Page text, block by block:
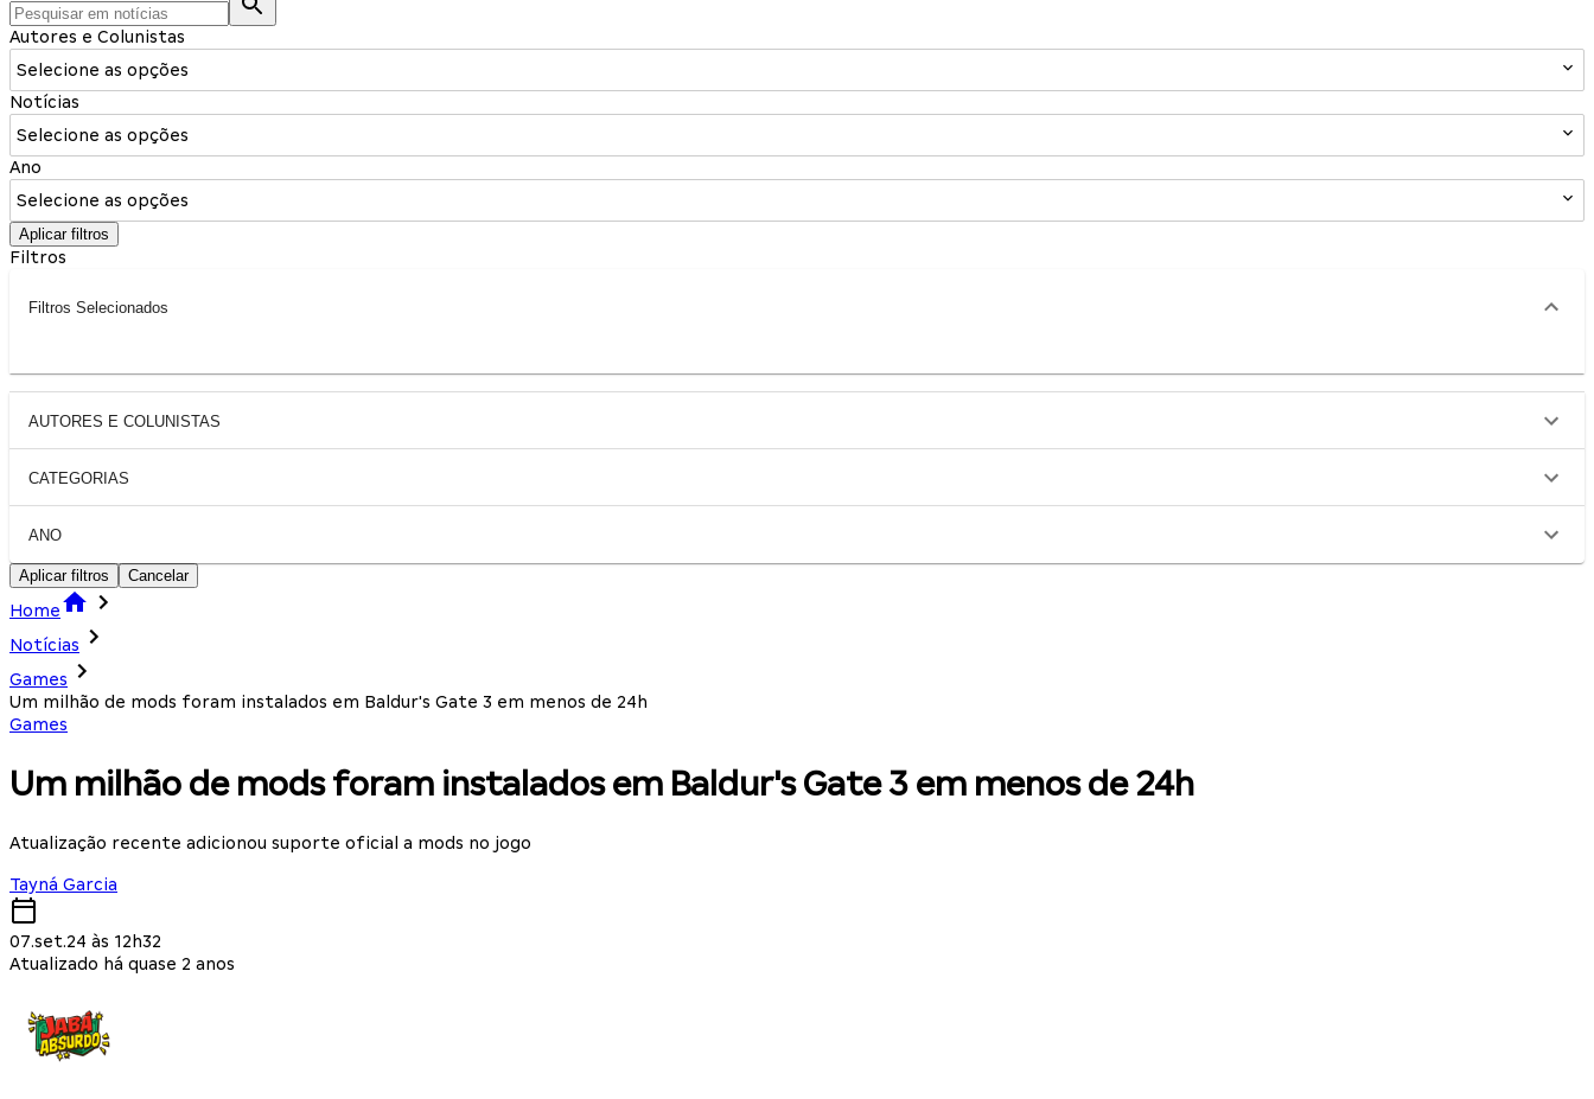
Autores e Colunistas
Selecione as opções
Notícias
Selecione as opções
Ano
Selecione as opções
Aplicar filtros
Filtros
Filtros Selecionados
AUTORES E COLUNISTAS
CATEGORIAS
ANO
Aplicar filtros Cancelar
Home
Notícias
Games
Um milhão de mods foram instalados em Baldur's Gate 3 em menos de 24h
Games
Um milhão de mods foram instalados em Baldur's Gate 3 em menos de 24h
Atualização recente adicionou suporte oficial a mods no jogo
Tayná Garcia
07.set.24 às 12h32
Atualizado há quase 2 anos